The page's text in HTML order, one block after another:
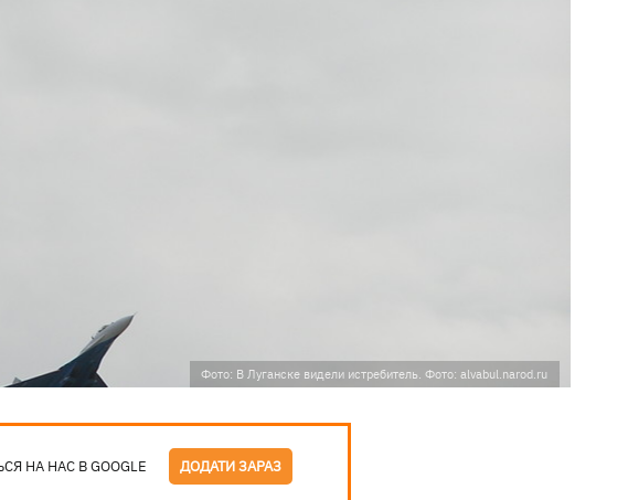
Фото: В Луганске видели истребитель. Фото: alvabul.narod.ru
НА НАС В GOOGLE ДОДАТИ ЗАРАЗ